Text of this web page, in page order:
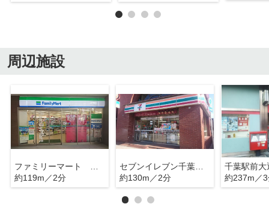
周辺施設
約119m／2分
セブンイレブン千葉富士見２丁目店
約130m／2分
千葉駅前大
約237m／